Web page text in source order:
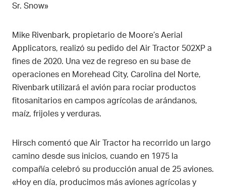
Sr. Snow»
Mike Rivenbark, propietario de Moore’s Aerial
Applicators, realizó su pedido del Air Tractor 502XP a
fines de 2020. Una vez de regreso en su base de
operaciones en Morehead City, Carolina del Norte,
Rivenbark utilizará el avión para rociar productos
fitosanitarios en campos agrícolas de arándanos,
maíz, frijoles y verduras.
Hirsch comentó que Air Tractor ha recorrido un largo
camino desde sus inicios, cuando en 1975 la
compañía celebró su producción anual de 25 aviones.
«Hoy en día, producimos más aviones agrícolas y